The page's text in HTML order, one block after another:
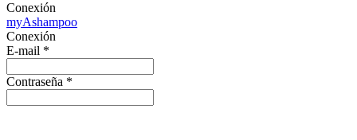
Conexión
myAshampoo
Conexión
E-mail *
Contraseña *